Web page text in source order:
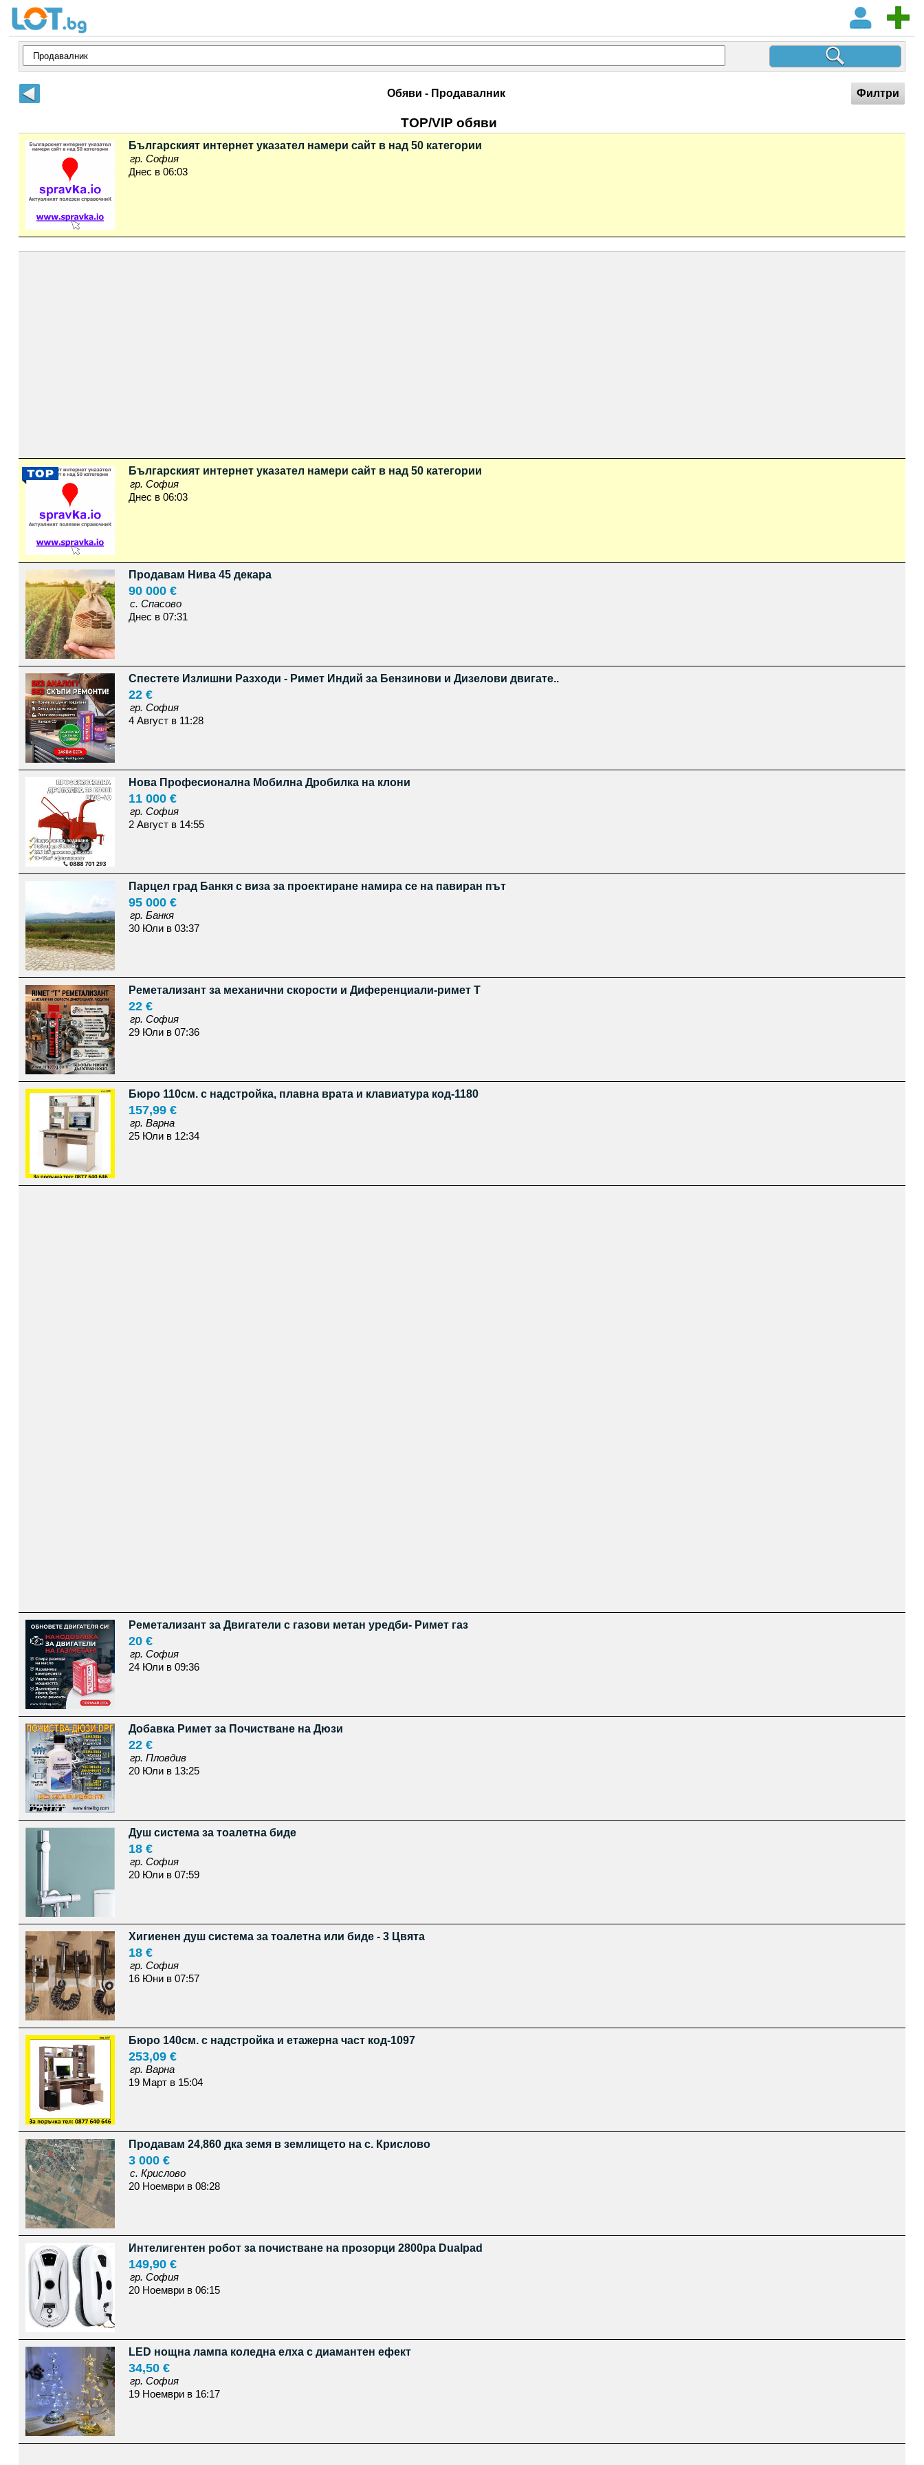
Обяви - Продавалник Филтри
TOP/VIP обяви
Българският интернет указател намери сайт в над 50 категории
гр. София
Днес в 06:03
Българският интернет указател намери сайт в над 50 категории
гр. София
Днес в 06:03
Продавам Нива 45 декара
90 000 €
с. Спасово
Днес в 07:31
Спестете Излишни Разходи - Римет Индий за Бензинови и Дизелови двигате..
22 €
гр. София
4 Август в 11:28
Нова Професионална Мобилна Дробилка на клони
11 000 €
гр. София
2 Август в 14:55
Парцел град Банкя с виза за проектиране намира се на павиран път
95 000 €
гр. Банкя
30 Юли в 03:37
Реметализант за механични скорости и Диференциали-римет Т
22 €
гр. София
29 Юли в 07:36
Бюро 110см. с надстройка, плавна врата и клавиатура код-1180
157,99 €
гр. Варна
25 Юли в 12:34
Реметализант за Двигатели с газови метан уредби- Римет газ
20 €
гр. София
24 Юли в 09:36
Добавка Римет за Почистване на Дюзи
22 €
гр. Пловдив
20 Юли в 13:25
Душ система за тоалетна биде
18 €
гр. София
20 Юли в 07:59
Хигиенен душ система за тоалетна или биде - 3 Цвята
18 €
гр. София
16 Юни в 07:57
Бюро 140см. с надстройка и етажерна част код-1097
253,09 €
гр. Варна
19 Март в 15:04
Продавам 24,860 дка земя в землището на с. Крислово
3 000 €
с. Крислово
20 Ноември в 08:28
Интелигентен робот за почистване на прозорци 2800pa Dualpad
149,90 €
гр. София
20 Ноември в 06:15
LED нощна лампа коледна елха с диамантен ефект
34,50 €
гр. София
19 Ноември в 16:17